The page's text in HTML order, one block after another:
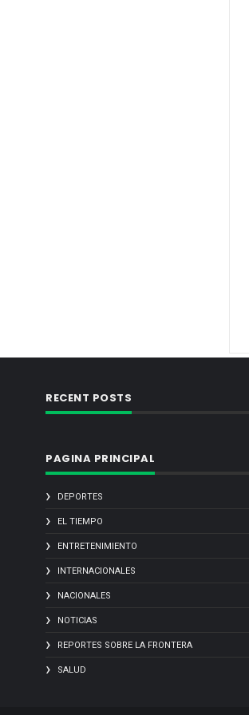
RECENT POSTS
PAGINA PRINCIPAL
DEPORTES
EL TIEMPO
ENTRETENIMIENTO
INTERNACIONALES
NACIONALES
NOTICIAS
REPORTES SOBRE LA FRONTERA
SALUD